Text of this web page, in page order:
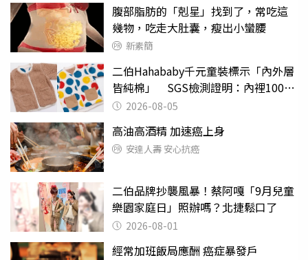
腹部脂肪的「剋星」找到了，常吃這
幾物，吃走大肚囊，瘦出小蠻腰
新素簡
二伯Hahababy千元童裝標示「內外層
皆純棉」 SGS檢測證明：內裡100%
聚酯纖維
2026-08-05
高油高酒精 加速癌上身
安達人壽 安心抗癌
二伯品牌抄襲風暴！蔡阿嘎「9月兒童
樂園家庭日」照辦嗎？北捷鬆口了
2026-08-01
經常加班飯局應酬 癌症暴發戶